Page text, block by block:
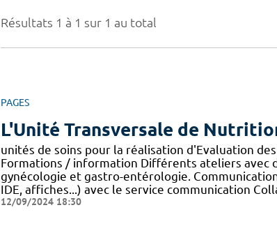
Résultats 1 à 1 sur 1 au total
PAGES
L'Unité Transversale de
unités de soins pour la réalisation d'Evaluation
Formations / information Différents ateliers avec
gynécologie et gastro-entérologie.
IDE, affiches...) avec le service communication
12/09/2024 18:30